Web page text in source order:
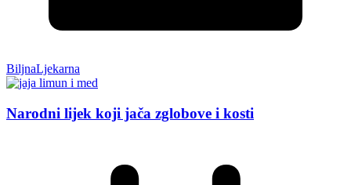
BiljnaLjekarna
Narodni lijek koji jača zglobove i kosti